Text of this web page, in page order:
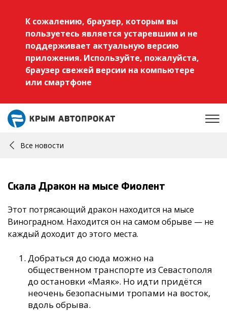
К сожалению, браузер, которым вы
пользуетесь является устаревшим и не
поддерживает актуальную версию
приложения. Используйте, пожалуйста,
браузер свежей версии на компьютере
или смартфоне
Все новости
Скала Дракон на мысе Фиолент
Этот потрясающий дракон находится на мысе
Виноградном. Находится он на самом обрыве — не
каждый доходит до этого места.
Добраться до сюда можно на
общественном транспорте из Севастополя
до остановки «Маяк». Но идти придётся
неочень безопасными тропами на восток,
вдоль обрыва.